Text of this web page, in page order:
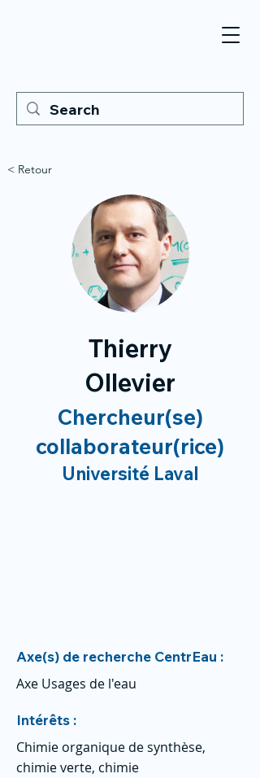
< Retour
Thierry
Ollevier
Chercheur(se)
collaborateur(rice)
Université Laval
Axe(s) de recherche CentrEau :
Axe Usages de l'eau
Intérêts :
Chimie organique de synthèse,
chimie verte, chimie